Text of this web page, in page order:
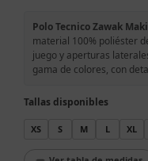
Polo Tecnico Zawak
material 100% poliéster
juego y aperturas
gama de colores, con
Tallas disponibles
XS S M L XL